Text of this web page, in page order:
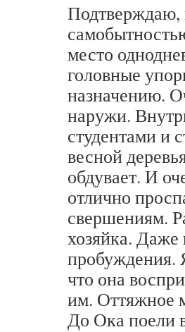
Подтверждаю,
место
головные
назначению.
наружи.
студентами и
весной
обдувает. И
отлично
свершениям.
хозяйка.
пробуждения.
что она
им. Оттяжное
До Ока поели